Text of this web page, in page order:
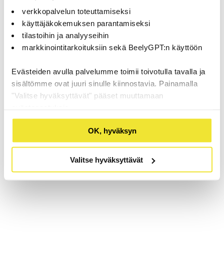
verkkopalvelun toteuttamiseksi
käyttäjäkokemuksen parantamiseksi
tilastoihin ja analyyseihin
markkinointitarkoituksiin sekä BeelyGPT:n käyttöön
Evästeiden avulla palvelumme toimii toivotulla tavalla ja
sisältömme ovat juuri sinulle kiinnostavia. Painamalla
"Valitse hyväksyttävät" pääset muuttamaan
OK, hyväksyn
Valitse hyväksyttävät